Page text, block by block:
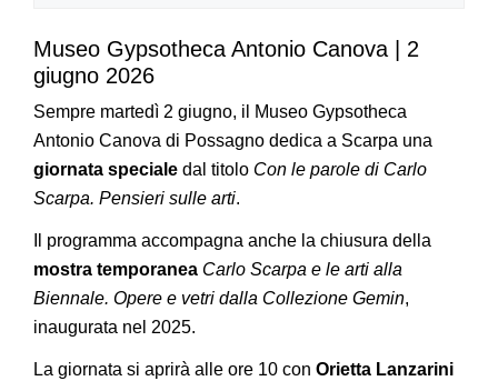
Museo Gypsotheca Antonio Canova | 2
giugno 2026
Sempre martedì 2 giugno, il Museo Gypsotheca
Antonio Canova di Possagno dedica a Scarpa una
giornata speciale dal titolo Con le parole di Carlo
Scarpa. Pensieri sulle arti.
Il programma accompagna anche la chiusura della
mostra temporanea Carlo Scarpa e le arti alla
Biennale. Opere e vetri dalla Collezione Gemin,
inaugurata nel 2025.
La giornata si aprirà alle ore 10 con Orietta Lanzarini